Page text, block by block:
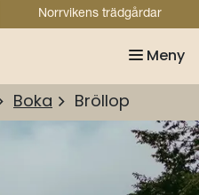
Norrvikens trädgårdar
Meny
Boka Bröllop